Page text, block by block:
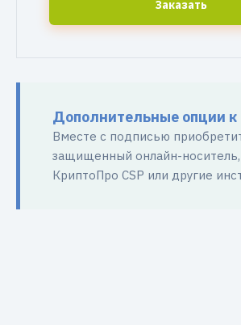
Заказать
Дополнительные опции к
Вместе с подписью
защищенный онлайн-
КриптоПро CSP или другие